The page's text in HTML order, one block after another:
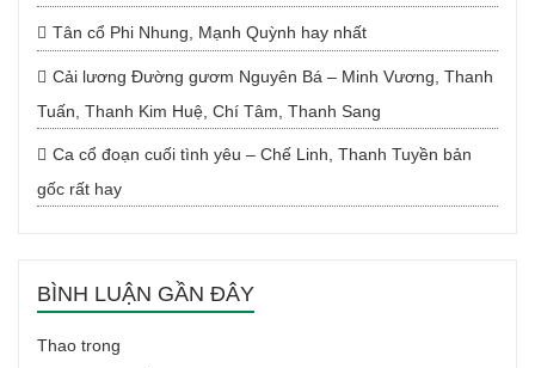
Tân cổ Phi Nhung, Mạnh Quỳnh hay nhất
Cải lương Đường gươm Nguyên Bá – Minh Vương, Thanh
Tuấn, Thanh Kim Huệ, Chí Tâm, Thanh Sang
Ca cổ đoạn cuối tình yêu – Chế Linh, Thanh Tuyền bản
gốc rất hay
BÌNH LUẬN GẦN ĐÂY
Thao trong